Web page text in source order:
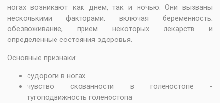
ногах возникают как днем, так и ночью. Они вызваны
несколькими факторами, включая беременность,
обезвоживание, прием некоторых лекарств и
определенные состояния здоровья.
Основные признаки:
судороги в ногах
чувство скованности в голеностопе -
тугоподвижность голеностопа